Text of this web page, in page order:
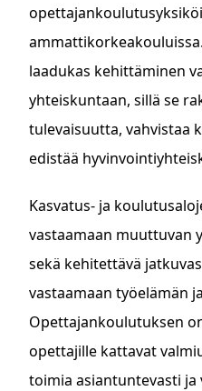
laadukas kehittäminen
yhteiskuntaan, sillä se
tulevaisuutta, vahvistaa
edistää
Kasvatus- ja
vastaamaan muuttuvan
sekä kehitettävä
vastaamaan työelämän
Opettajankoulutuksen
opettajille kattavat
toimia asiantuntevasti ja